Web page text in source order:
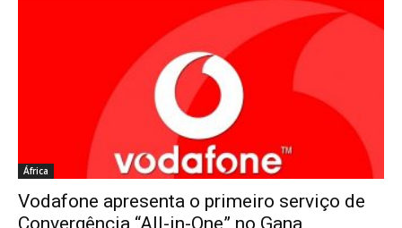
África
Vodafone apresenta o primeiro serviço de